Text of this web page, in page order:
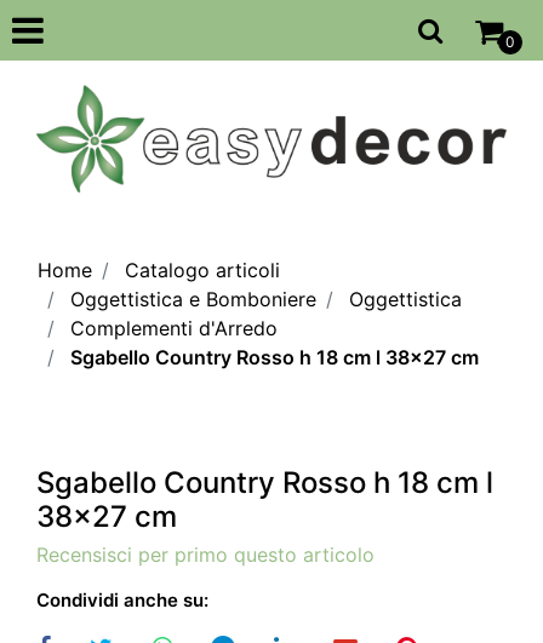
Open
0
Home
Catalogo articoli
Oggettistica e Bomboniere
Oggettistica
Complementi d'Arredo
Sgabello Country Rosso h 18 cm l 38x27 cm
Sgabello Country Rosso h 18 cm l
38x27 cm
Recensisci per primo questo articolo
Condividi anche su: